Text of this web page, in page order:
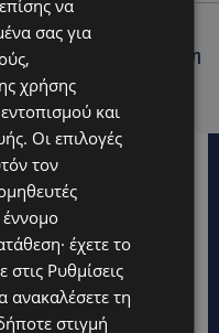
δρόμο μέσα στη ζέστη
ζώων και η
να
σας για
χρήσης
και
Οι επιλογές
τον
έννομο
έχετε το
στις Ρυθμίσεις
ανακαλέσετε τη
στιγμή